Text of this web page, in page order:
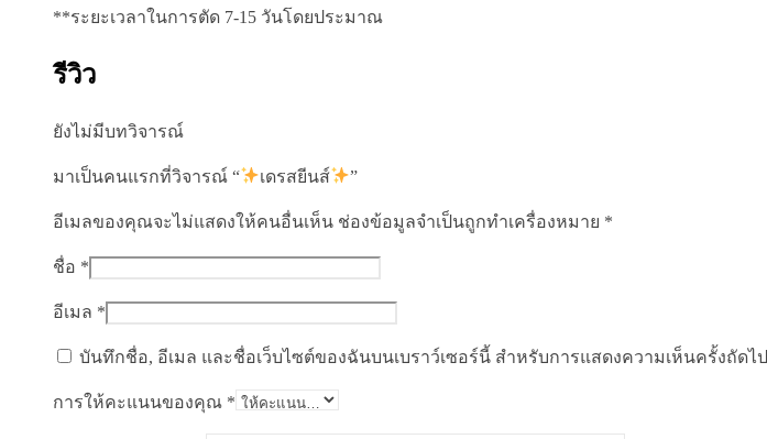
**ระยะเวลาในการตัด 7-15 วันโดยประมาณ
รีวิว
ยังไม่มีบทวิจารณ์
มาเป็นคนแรกที่วิจารณ์ “ เดรสยีนส์ ”
อีเมลของคุณจะไม่แสดงให้คนอื่นเห็น ช่องข้อมูลจำเป็นถูกทำเครื่องหมาย *
ชื่อ *
อีเมล *
บันทึกชื่อ, อีเมล และชื่อเว็บไซต์ของฉันบนเบราว์เซอร์นี้ สำหรับการแสดงความเห็นครั้งถัดไป
การให้คะแนนของคุณ *